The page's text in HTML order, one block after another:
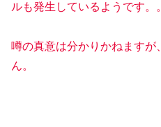
ルも発生しているようです。。
噂の真意は分かりかねます
ん。